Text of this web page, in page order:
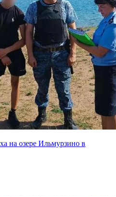
на озере Ильмурзино в